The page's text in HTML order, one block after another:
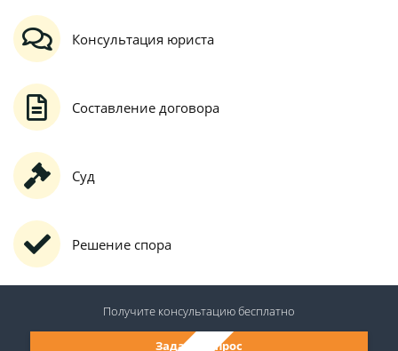
Консультация юриста
Составление договора
Суд
Решение спора
Задать вопрос
Получите консультациюбесплатно